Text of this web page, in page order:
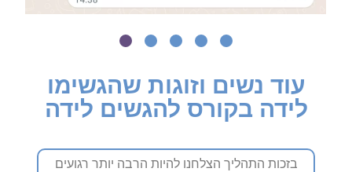
עוד נשים וזוגות שהגשימו
לידה בקורס להגשים לידה
בזכות התהליך הצלחנו להיות הרבה יותר רגועים